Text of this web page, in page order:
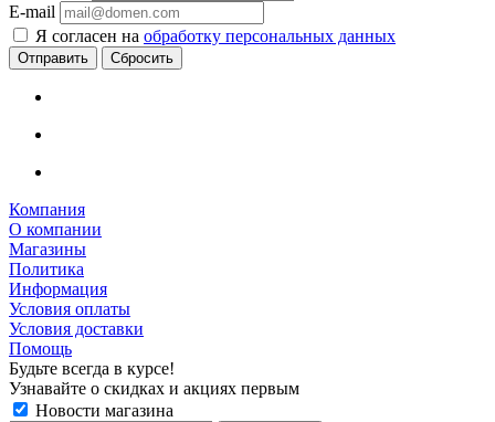
E-mail
Я согласен на обработку персональных данных
Сбросить
Компания
О компании
Магазины
Политика
Информация
Условия оплаты
Условия доставки
Помощь
Будьте всегда в курсе!
Узнавайте о скидках и акциях первым
Новости магазина